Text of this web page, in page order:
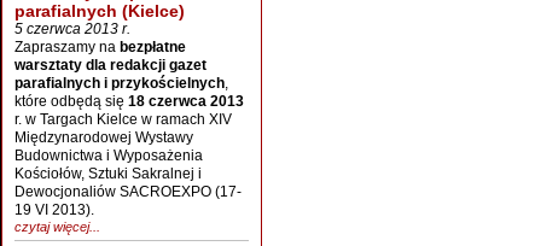
parafialnych (Kielce)
5 czerwca 2013 r.
Zapraszamy na bezpłatne
warsztaty dla redakcji gazet
parafialnych i przykościelnych,
które odbędą się 18 czerwca 2013
r. w Targach Kielce w ramach XIV
Międzynarodowej Wystawy
Budownictwa i Wyposażenia
Kościołów, Sztuki Sakralnej i
Dewocjonaliów SACROEXPO (17-
19 VI 2013).
czytaj więcej...